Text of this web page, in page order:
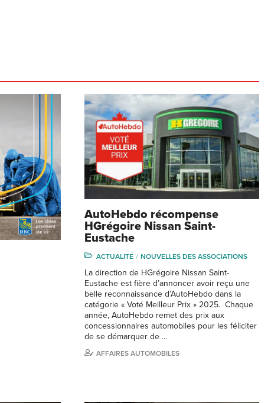
AutoHebdo récompense
HGrégoire Nissan Saint-
Eustache
ACTUALITÉ NOUVELLES DES ASSOCIATIONS
La direction de HGrégoire Nissan Saint-
Eustache est fière d’annoncer avoir reçu une
belle reconnaissance d’AutoHebdo dans la
catégorie « Voté Meilleur Prix » 2025. Chaque
année, AutoHebdo remet des prix aux
concessionnaires automobiles pour les féliciter
de se démarquer de …
AFFAIRES AUTOMOBILES